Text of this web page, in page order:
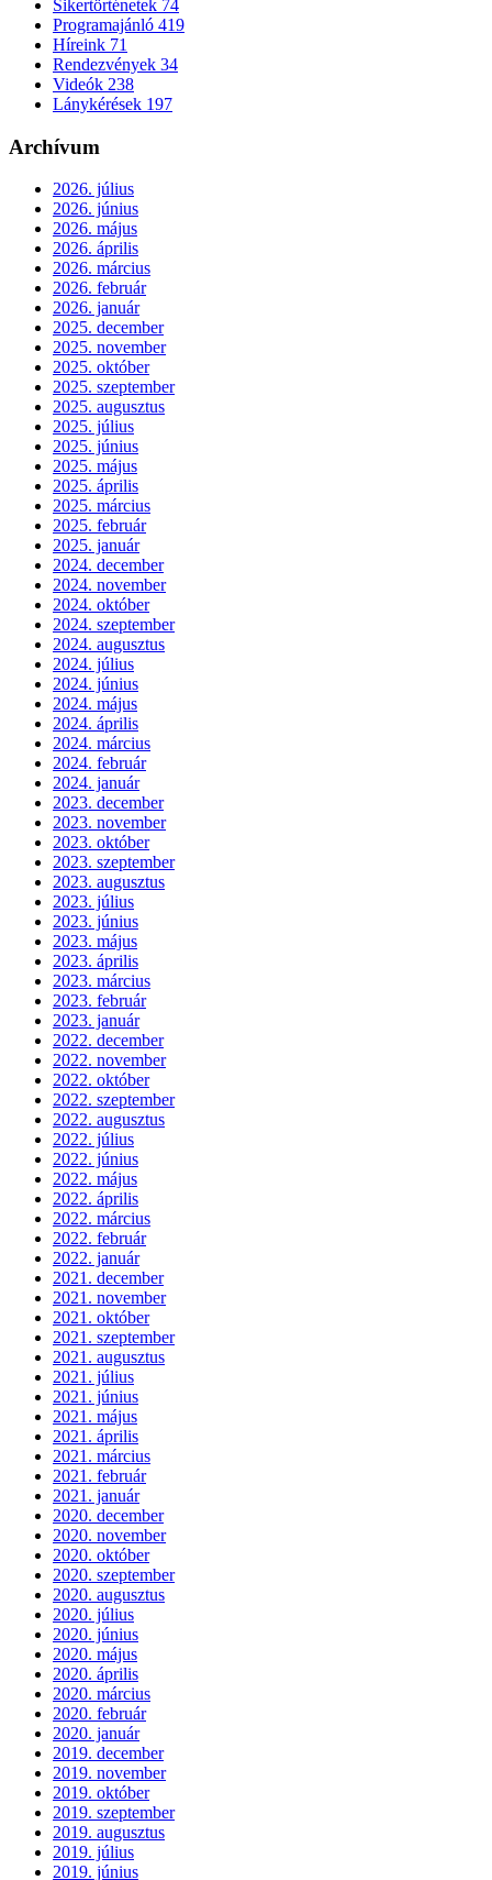
Sikertörténetek 74
Programajánló 419
Híreink 71
Rendezvények 34
Videók 238
Lánykérések 197
Archívum
2026. július
2026. június
2026. május
2026. április
2026. március
2026. február
2026. január
2025. december
2025. november
2025. október
2025. szeptember
2025. augusztus
2025. július
2025. június
2025. május
2025. április
2025. március
2025. február
2025. január
2024. december
2024. november
2024. október
2024. szeptember
2024. augusztus
2024. július
2024. június
2024. május
2024. április
2024. március
2024. február
2024. január
2023. december
2023. november
2023. október
2023. szeptember
2023. augusztus
2023. július
2023. június
2023. május
2023. április
2023. március
2023. február
2023. január
2022. december
2022. november
2022. október
2022. szeptember
2022. augusztus
2022. július
2022. június
2022. május
2022. április
2022. március
2022. február
2022. január
2021. december
2021. november
2021. október
2021. szeptember
2021. augusztus
2021. július
2021. június
2021. május
2021. április
2021. március
2021. február
2021. január
2020. december
2020. november
2020. október
2020. szeptember
2020. augusztus
2020. július
2020. június
2020. május
2020. április
2020. március
2020. február
2020. január
2019. december
2019. november
2019. október
2019. szeptember
2019. augusztus
2019. július
2019. június